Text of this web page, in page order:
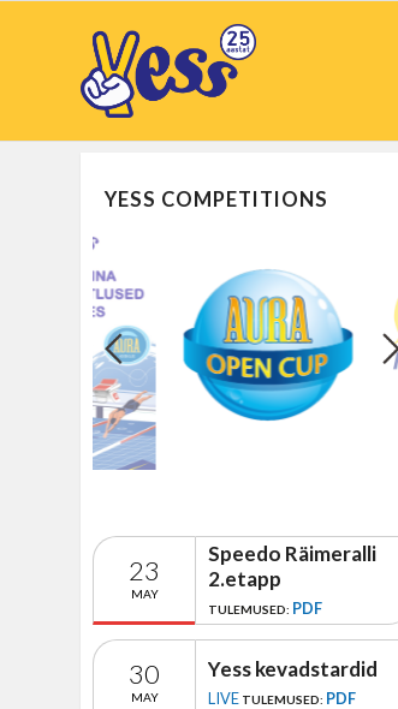
YESS COMPETITIONS
23
MAY
Speedo Räimeralli
2.etapp
TULEMUSED: PDF
30
MAY
Yess kevadstardid
LIVE TULEMUSED: PDF